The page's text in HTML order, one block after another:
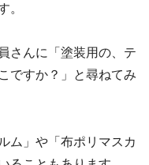
。
さんに「塗装用の、テ
ですか？」と尋ねてみ
ム」や「布ポリマスカ